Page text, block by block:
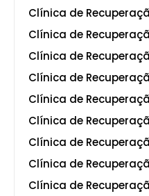
Clínica de
Clínica de
Clínica de
Clínica de
Clínica de
Clínica de
Clínica de
Clínica de
Clínica de